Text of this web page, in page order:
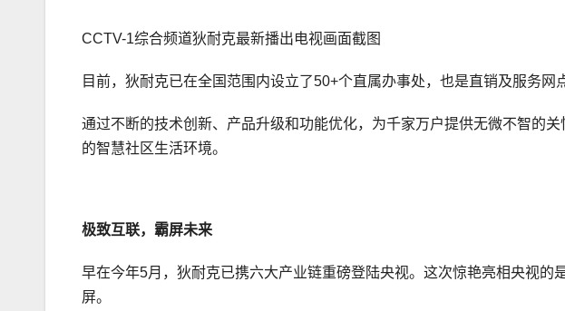
CCTV-1综合频道狄耐克最新播出电视画面截图
目前，狄耐克已在全国范围内设立了50+个直属办事处，也是直销及服务网
通过不断的技术创新、产品升级和功能优化，为千家万户提供无微不智的关
的智慧社区生活环境。
极致互联，霸屏未来
早在今年5月，狄耐克已携六大产业链重磅登陆央视。这次惊艳亮相央视
屏。